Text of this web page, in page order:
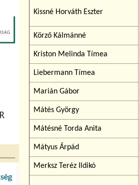
Kissné Horváth Eszter
Körző Kálmánné
Kriston Melinda Tímea
Liebermann Tímea
Marián Gábor
Mátés György
Mátésné Torda Anita
Mátyus Árpád
Merksz Teréz Ildikó